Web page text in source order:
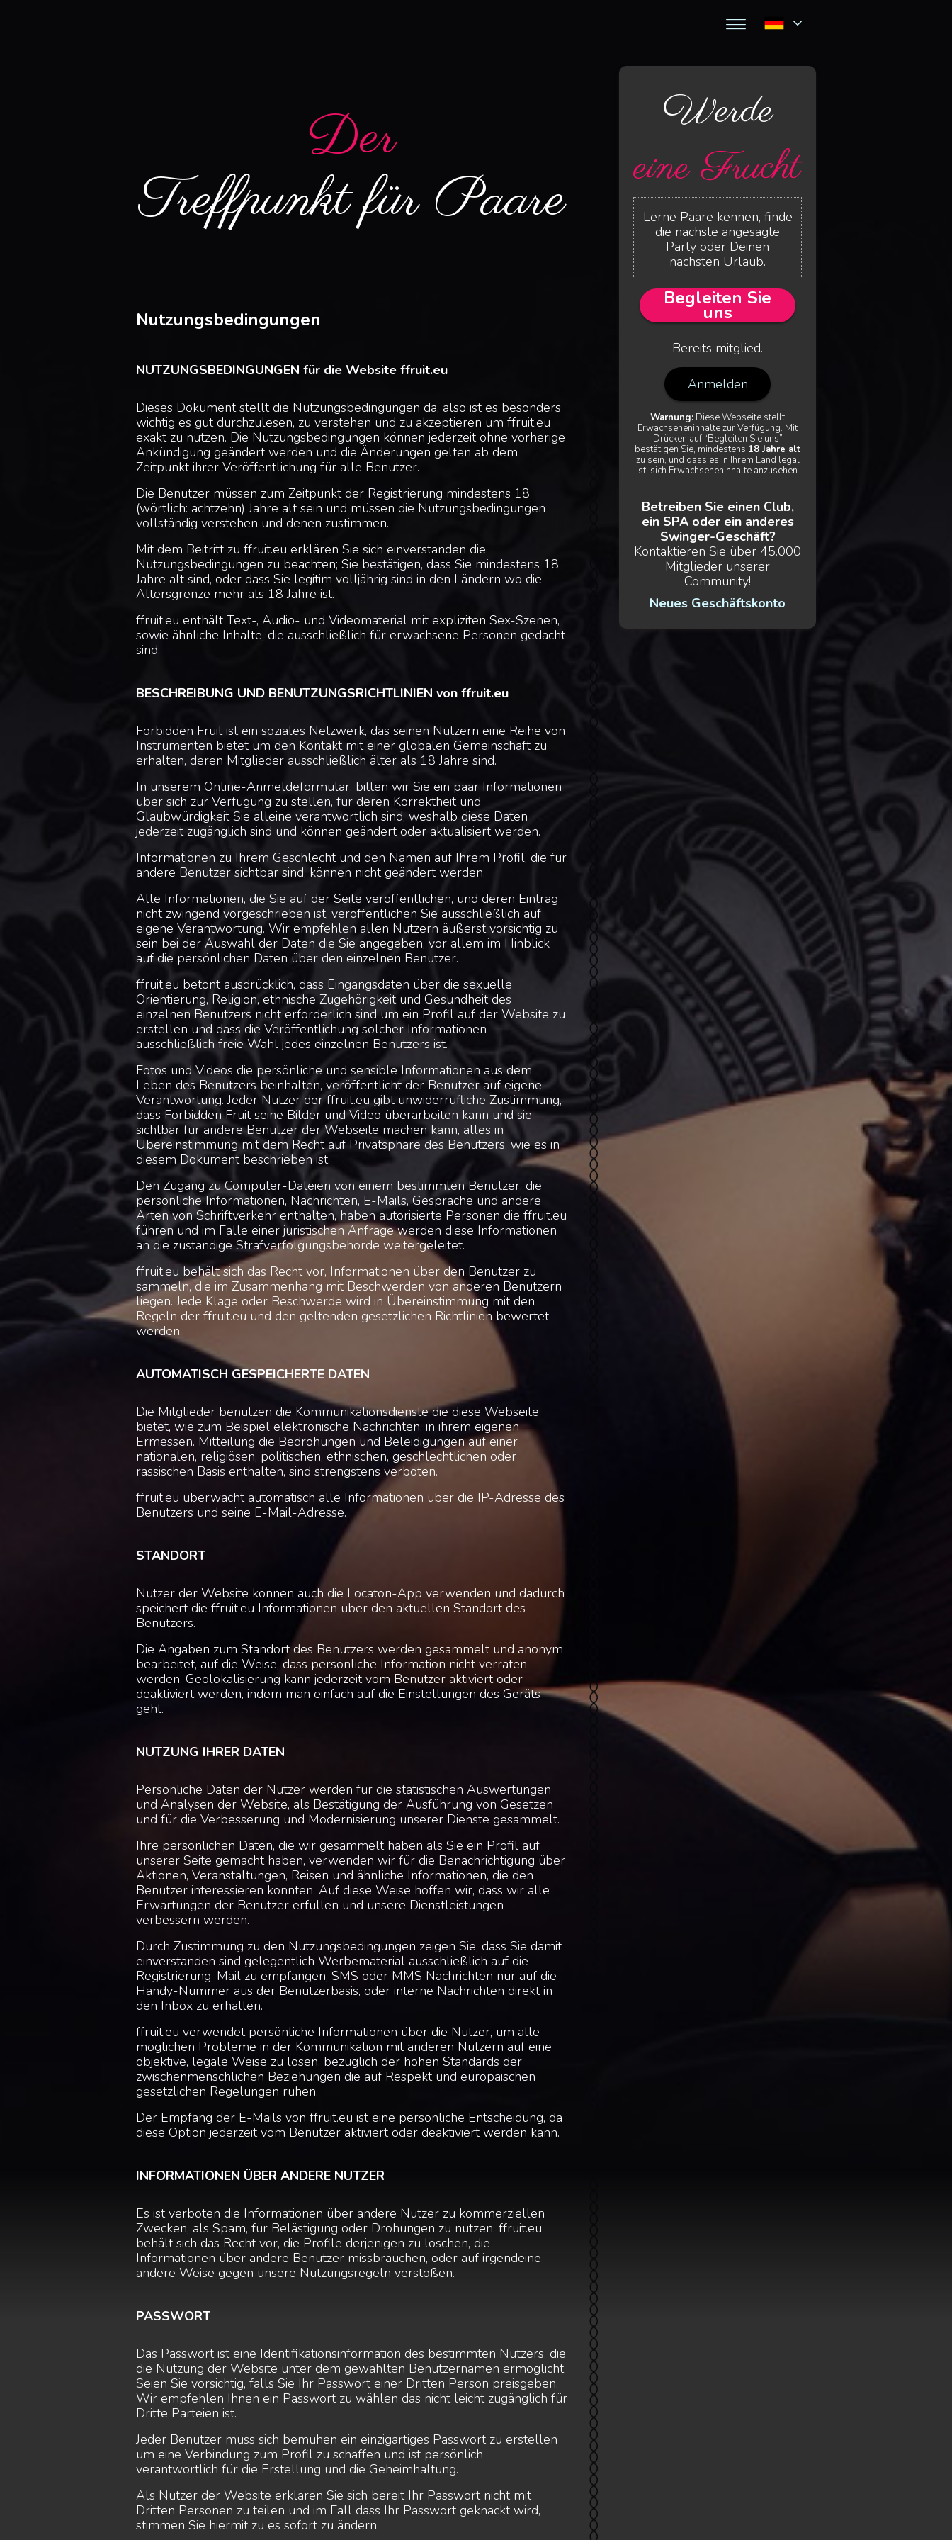
Der
Treffpunkt für Paare
Nutzungsbedingungen
NUTZUNGSBEDINGUNGEN für die Website ffruit.eu
Dieses Dokument stellt die Nutzungsbedingungen da, also ist es besonders
wichtig es gut durchzulesen, zu verstehen und zu akzeptieren um ffruit.eu
exakt zu nutzen. Die Nutzungsbedingungen können jederzeit ohne vorherige
Ankündigung geändert werden und die Änderungen gelten ab dem
Zeitpunkt ihrer Veröffentlichung für alle Benutzer.
Die Benutzer müssen zum Zeitpunkt der Registrierung mindestens 18
(wörtlich: achtzehn) Jahre alt sein und müssen die Nutzungsbedingungen
vollständig verstehen und denen zustimmen.
Mit dem Beitritt zu ffruit.eu erklären Sie sich einverstanden die
Nutzungsbedingungen zu beachten; Sie bestätigen, dass Sie mindestens 18
Jahre alt sind, oder dass Sie legitim volljährig sind in den Ländern wo die
Altersgrenze mehr als 18 Jahre ist.
ffruit.eu enthält Text-, Audio- und Videomaterial mit expliziten Sex-Szenen,
sowie ähnliche Inhalte, die ausschließlich für erwachsene Personen gedacht
sind.
BESCHREIBUNG UND BENUTZUNGSRICHTLINIEN von ffruit.eu
Forbidden Fruit ist ein soziales Netzwerk, das seinen Nutzern eine Reihe von
Instrumenten bietet um den Kontakt mit einer globalen Gemeinschaft zu
erhalten, deren Mitglieder ausschließlich älter als 18 Jahre sind.
In unserem Online-Anmeldeformular, bitten wir Sie ein paar Informationen
über sich zur Verfügung zu stellen, für deren Korrektheit und
Glaubwürdigkeit Sie alleine verantwortlich sind, weshalb diese Daten
jederzeit zugänglich sind und können geändert oder aktualisiert werden.
Informationen zu Ihrem Geschlecht und den Namen auf Ihrem Profil, die für
andere Benutzer sichtbar sind, können nicht geändert werden.
Alle Informationen, die Sie auf der Seite veröffentlichen, und deren Eintrag
nicht zwingend vorgeschrieben ist, veröffentlichen Sie ausschließlich auf
eigene Verantwortung. Wir empfehlen allen Nutzern äußerst vorsichtig zu
sein bei der Auswahl der Daten die Sie angegeben, vor allem im Hinblick
auf die persönlichen Daten über den einzelnen Benutzer.
ffruit.eu betont ausdrücklich, dass Eingangsdaten über die sexuelle
Orientierung, Religion, ethnische Zugehörigkeit und Gesundheit des
einzelnen Benutzers nicht erforderlich sind um ein Profil auf der Website zu
erstellen und dass die Veröffentlichung solcher Informationen
ausschließlich freie Wahl jedes einzelnen Benutzers ist.
Fotos und Videos die persönliche und sensible Informationen aus dem
Leben des Benutzers beinhalten, veröffentlicht der Benutzer auf eigene
Verantwortung. Jeder Nutzer der ffruit.eu gibt unwiderrufliche Zustimmung,
dass Forbidden Fruit seine Bilder und Video überarbeiten kann und sie
sichtbar für andere Benutzer der Webseite machen kann, alles in
Übereinstimmung mit dem Recht auf Privatsphäre des Benutzers, wie es in
diesem Dokument beschrieben ist.
Den Zugang zu Computer-Dateien von einem bestimmten Benutzer, die
persönliche Informationen, Nachrichten, E-Mails, Gespräche und andere
Arten von Schriftverkehr enthalten, haben autorisierte Personen die ffruit.eu
führen und im Falle einer juristischen Anfrage werden diese Informationen
an die zuständige Strafverfolgungsbehörde weitergeleitet.
ffruit.eu behält sich das Recht vor, Informationen über den Benutzer zu
sammeln, die im Zusammenhang mit Beschwerden von anderen Benutzern
liegen. Jede Klage oder Beschwerde wird in Übereinstimmung mit den
Regeln der ffruit.eu und den geltenden gesetzlichen Richtlinien bewertet
werden.
AUTOMATISCH GESPEICHERTE DATEN
Die Mitglieder benutzen die Kommunikationsdienste die diese Webseite
bietet, wie zum Beispiel elektronische Nachrichten, in ihrem eigenen
Ermessen. Mitteilung die Bedrohungen und Beleidigungen auf einer
nationalen, religiösen, politischen, ethnischen, geschlechtlichen oder
rassischen Basis enthalten, sind strengstens verboten.
ffruit.eu überwacht automatisch alle Informationen über die IP-Adresse des
Benutzers und seine E-Mail-Adresse.
STANDORT
Nutzer der Website können auch die Locaton-App verwenden und dadurch
speichert die ffruit.eu Informationen über den aktuellen Standort des
Benutzers.
Die Angaben zum Standort des Benutzers werden gesammelt und anonym
bearbeitet, auf die Weise, dass persönliche Information nicht verraten
werden. Geolokalisierung kann jederzeit vom Benutzer aktiviert oder
deaktiviert werden, indem man einfach auf die Einstellungen des Geräts
geht.
NUTZUNG IHRER DATEN
Persönliche Daten der Nutzer werden für die statistischen Auswertungen
und Analysen der Website, als Bestätigung der Ausführung von Gesetzen
und für die Verbesserung und Modernisierung unserer Dienste gesammelt.
Ihre persönlichen Daten, die wir gesammelt haben als Sie ein Profil auf
unserer Seite gemacht haben, verwenden wir für die Benachrichtigung über
Aktionen, Veranstaltungen, Reisen und ähnliche Informationen, die den
Benutzer interessieren könnten. Auf diese Weise hoffen wir, dass wir alle
Erwartungen der Benutzer erfüllen und unsere Dienstleistungen
verbessern werden.
Durch Zustimmung zu den Nutzungsbedingungen zeigen Sie, dass Sie damit
einverstanden sind gelegentlich Werbematerial ausschließlich auf die
Registrierung-Mail zu empfangen, SMS oder MMS Nachrichten nur auf die
Handy-Nummer aus der Benutzerbasis, oder interne Nachrichten direkt in
den Inbox zu erhalten.
ffruit.eu verwendet persönliche Informationen über die Nutzer, um alle
möglichen Probleme in der Kommunikation mit anderen Nutzern auf eine
objektive, legale Weise zu lösen, bezüglich der hohen Standards der
zwischenmenschlichen Beziehungen die auf Respekt und europäischen
gesetzlichen Regelungen ruhen.
Der Empfang der E-Mails von ffruit.eu ist eine persönliche Entscheidung, da
diese Option jederzeit vom Benutzer aktiviert oder deaktiviert werden kann.
INFORMATIONEN ÜBER ANDERE NUTZER
Es ist verboten die Informationen über andere Nutzer zu kommerziellen
Zwecken, als Spam, für Belästigung oder Drohungen zu nutzen. ffruit.eu
behält sich das Recht vor, die Profile derjenigen zu löschen, die
Informationen über andere Benutzer missbrauchen, oder auf irgendeine
andere Weise gegen unsere Nutzungsregeln verstoßen.
PASSWORT
Das Passwort ist eine Identifikationsinformation des bestimmten Nutzers, die
die Nutzung der Website unter dem gewählten Benutzernamen ermöglicht.
Seien Sie vorsichtig, falls Sie Ihr Passwort einer Dritten Person preisgeben.
Wir empfehlen Ihnen ein Passwort zu wählen das nicht leicht zugänglich für
Dritte Parteien ist.
Jeder Benutzer muss sich bemühen ein einzigartiges Passwort zu erstellen
um eine Verbindung zum Profil zu schaffen und ist persönlich
verantwortlich für die Erstellung und die Geheimhaltung.
Als Nutzer der Website erklären Sie sich bereit Ihr Passwort nicht mit
Dritten Personen zu teilen und im Fall dass Ihr Passwort geknackt wird,
stimmen Sie hiermit zu es sofort zu ändern.
Werde
eine Frucht
Lerne Paare kennen, finde
die nächste angesagte
Party oder Deinen
nächsten Urlaub.
Begleiten Sie
uns
Bereits mitglied.
Anmelden
Warnung: Diese Webseite stellt
Erwachseneninhalte zur Verfügung. Mit
Drücken auf “Begleiten Sie uns”
bestätigen Sie, mindestens 18 Jahre alt
zu sein, und dass es in Ihrem Land legal
ist, sich Erwachseneninhalte anzusehen.
Betreiben Sie einen Club,
ein SPA oder ein anderes
Swinger-Geschäft?
Kontaktieren Sie über 45.000
Mitglieder unserer
Community!
Neues Geschäftskonto